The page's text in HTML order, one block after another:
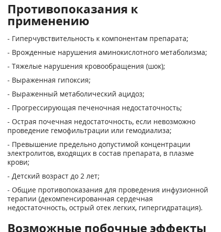
Противопоказания к
применению
- Гиперчувствительность к компонентам препарата;
- Врожденные нарушения аминокислотного метаболизма;
- Тяжелые нарушения кровообращения (шок);
- Выраженная гипоксия;
- Выраженный метаболический ацидоз;
- Прогрессирующая печеночная недостаточность;
- Острая почечная недостаточность, если невозможно
проведение гемофильтрации или гемодиализа;
- Превышение предельно допустимой концентрации
электролитов, входящих в состав препарата, в плазме
крови;
- Детский возраст до 2 лет;
- Общие противопоказания для проведения инфузионной
терапии (декомпенсированная сердечная
недостаточность, острый отек легких, гипергидратация).
Возможные побочные эффекты